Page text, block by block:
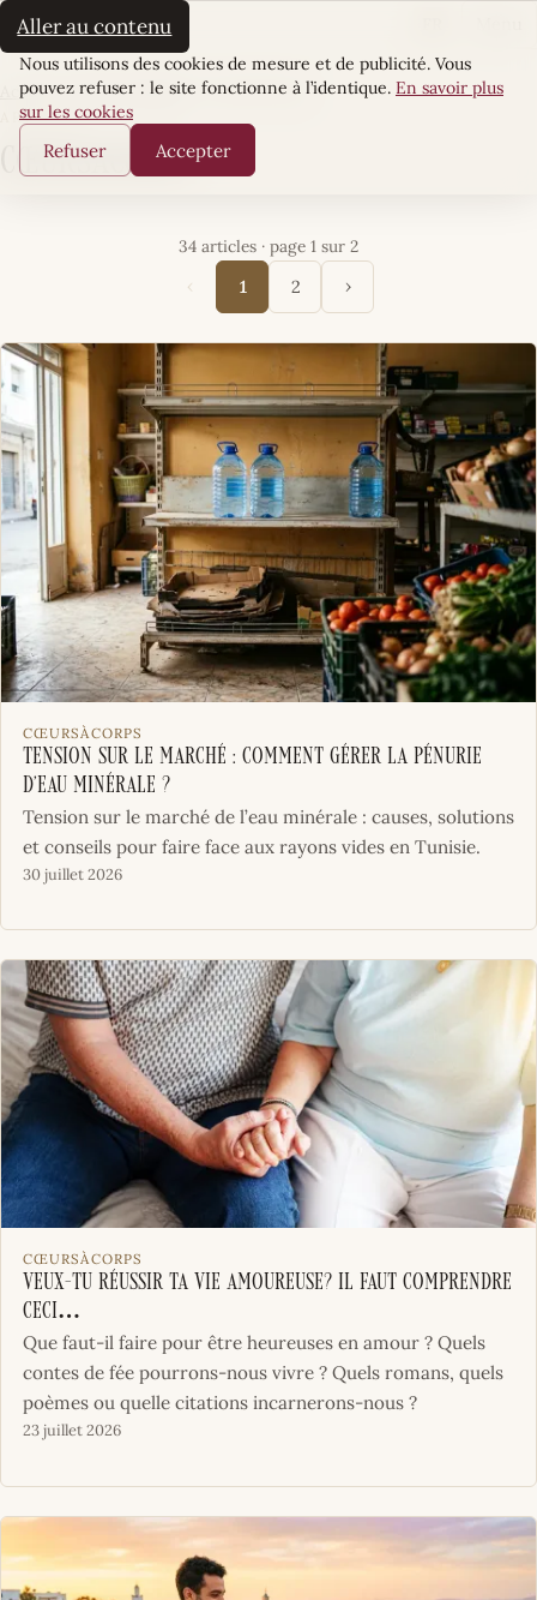
Aller au contenu
La Sultane
Accueil·Écrin Quotidien· CœursÀCorps
ARTICLES
CœursÀCorps
34 articles · page 1 sur 2
‹
1 2 ›
CŒURSÀCORPS
Tension sur le marché : comment gérer la pénurie
d’eau minérale ?
Tension sur le marché de l’eau minérale : causes, solutions
et conseils pour faire face aux rayons vides en Tunisie.
30 juillet 2026
CŒURSÀCORPS
Veux-tu réussir ta vie amoureuse? Il faut comprendre
ceci…
Que faut-il faire pour être heureuses en amour ? Quels
contes de fée pourrons-nous vivre ? Quels romans, quels
poèmes ou quelle citations incarnerons-nous ?
23 juillet 2026
Cookies
Nous utilisons des cookies de mesure et de publicité. Vous
pouvez refuser : le site fonctionne à l’identique. En savoir plus
sur les cookies
Refuser Accepter